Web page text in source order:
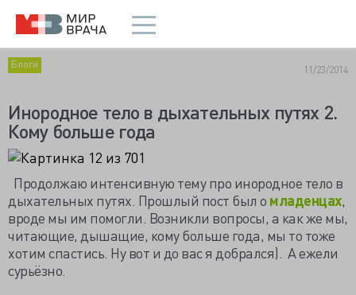
Блоги 11/23/2014
Инородное тело в дыхательных путях 2.
Кому больше года
Продолжаю интенсивную тему про инородное тело в
дыхательных путях. Прошлый пост был о младенцах,
вроде мы им помогли. Возникли вопросы, а как же мы,
читающие, дышащие, кому больше года, мы то тоже
хотим спастись. Ну вот и до вас я добрался). А ежели
сурьёзно.